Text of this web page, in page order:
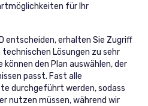
für Ihr
entscheiden, erhalten Sie Zugriff
Lösungen zu sehr
den Plan auswählen, der
passt. Fast alle
durchgeführt werden, sodass
nutzen müssen, während wir